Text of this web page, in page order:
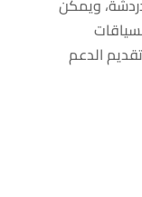
ويمكن
الدعم